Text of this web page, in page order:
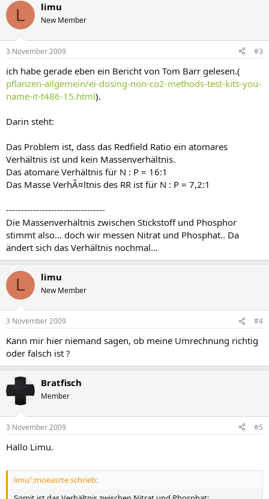
L limu
New Member
3 November 2009 #3
ich habe gerade eben ein Bericht von Tom Barr gelesen.(
pflanzen-allgemein/ei-dosing-non-co2-methods-test-kits-you-
name-it-t486-15.html).
Darin steht:
Das Problem ist, dass das Redfield Ratio ein atomares
Verhältnis ist und kein Massenverhältnis.
Das atomare Verhältnis für N : P = 16:1
Das Masse VerhÃ¤ltnis des RR ist für N : P = 7,2:1
---------------------------------
Die Massenverhältnis zwischen Stickstoff und Phosphor
stimmt also... doch wir messen Nitrat und Phosphat.. Da
ändert sich das Verhältnis nochmal...
L limu
New Member
3 November 2009 #4
Kann mir hier niemand sagen, ob meine Umrechnung richtig
oder falsch ist ?
Bratfisch
Member
3 November 2009 #5
Hallo Limu.
limu":moeasrte schrieb: